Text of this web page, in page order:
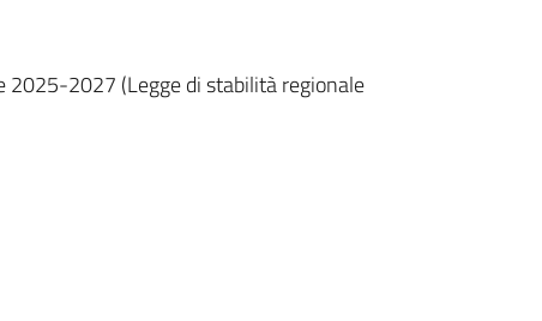
2025-2027 (Legge di stabilità regionale